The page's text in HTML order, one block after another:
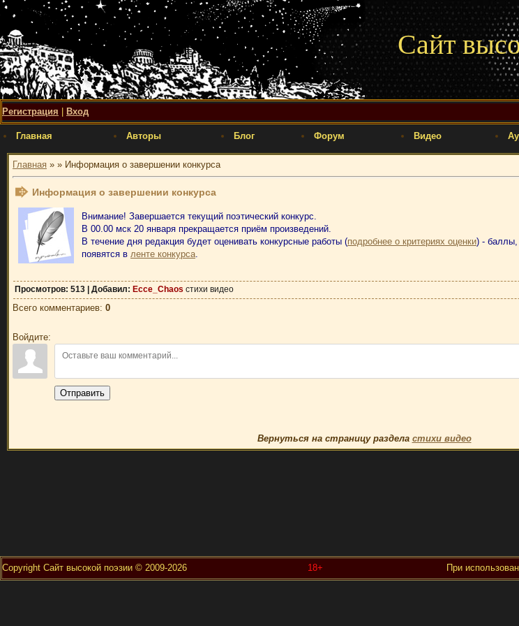
Сайт
Регистрация Вход
Главная Авторы Блог Форум Видео
Главная » » Информация о завершении конкурса
Информация о завершении конкурса
Внимание! Завершается текущий поэтический конкурс.
В 00.00 мск 20 января прекращается приём произведений.
В течение дня редакция будет оценивать конкурсные работы (подробнее о критериях оценки) - баллы,
появятся в ленте конкурса.
Просмотров: 513 | Добавил: Ecce_Chaos стихи видео
Всего комментариев: 0
Войдите:
Отправить
Вернуться на страницу раздела стихи видео
Copyright Сайт высокой поэзии © 2009-2026 18+ При